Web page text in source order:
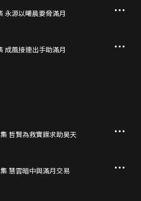
永源以曦晨要脅滿月
成風接連出手助滿月
哲賢為救寶鐷求助昊天
慧雲暗中與滿月交易